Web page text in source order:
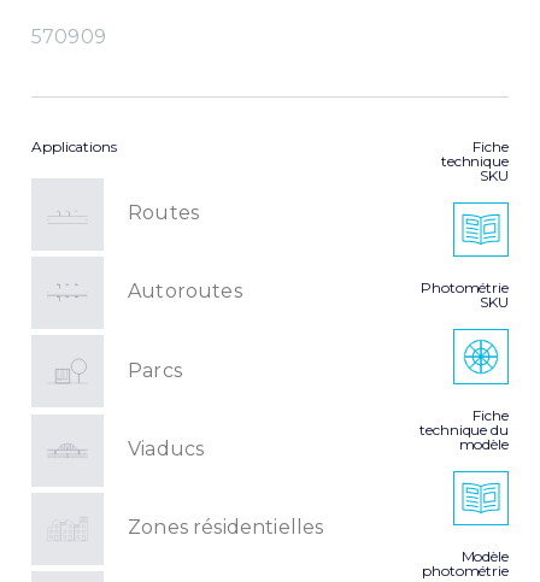
570909
Applications
Routes
Autoroutes
Parcs
Viaducs
Zones résidentielles
Fiche
technique
SKU
Photométrie
SKU
Fiche
technique du
modèle
Modèle
photométrie